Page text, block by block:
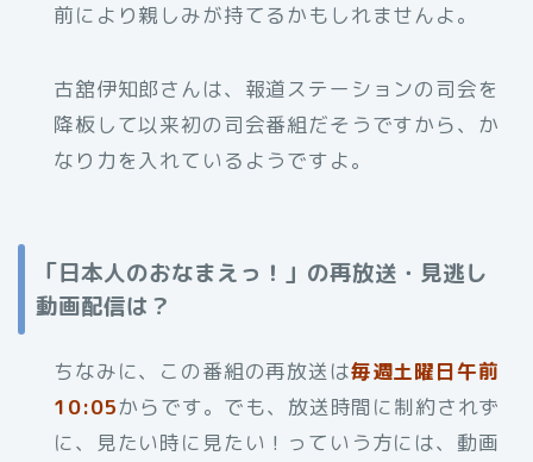
前により親しみが持てるかもしれませんよ。
古舘伊知郎さんは、報道ステーションの司会を
降板して以来初の司会番組だそうですから、か
なり力を入れているようですよ。
「日本人のおなまえっ！」の再放送・見逃し
動画配信は？
ちなみに、この番組の再放送は毎週土曜日午前
10:05からです。でも、放送時間に制約されず
に、見たい時に見たい！っていう方には、動画